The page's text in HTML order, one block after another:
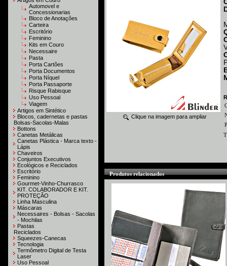
Automovel e
Concessionarias
Bloco de Anotações
Carteira
Escritório
Feminino
Kits em Couro
Necessaire
Pasta
Porta Cartões
Porta Documentos
Porta Níquel
Porta Passaporte
Risque Rabisque
Uso Pessoal
Viagem
Artigos em Sintético
Blocos, cadernetas e pastas
Bolsas-Sacolas-Malas
Bottons
Canetas Metálicas
Canetas Plástica - Marca texto -
Lápis
Chaveiros
Conjuntos Executivos
Ecológicos e Reciclados
Escritório
Feminino
Gourmet-Vinho-Churrasco
KIT. COLABORADOR E KIT.
PROTEÇÃO
Linha Masculina
Máscaras
Necessaires - Bolsas - Sacolas
- Mochilas
Pastas
Reciclados
Squeezes-Canecas
Tecnologia
Termômetro Digital de Testa
Laser
Uso Pessoal
Clique na imagem para ampliar
Produtos relacionados